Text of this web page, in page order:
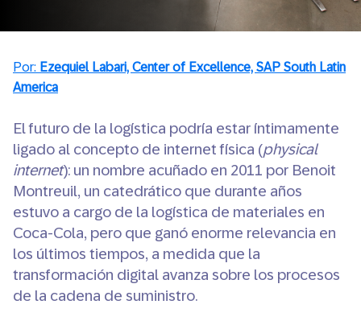
Por: Ezequiel Labari, Center of Excellence, SAP South Latin
America
El futuro de la logística podría estar íntimamente
ligado al concepto de internet física (physical
internet): un nombre acuñado en 2011 por Benoit
Montreuil, un catedrático que durante años
estuvo a cargo de la logística de materiales en
Coca-Cola, pero que ganó enorme relevancia en
los últimos tiempos, a medida que la
transformación digital avanza sobre los procesos
de la cadena de suministro.